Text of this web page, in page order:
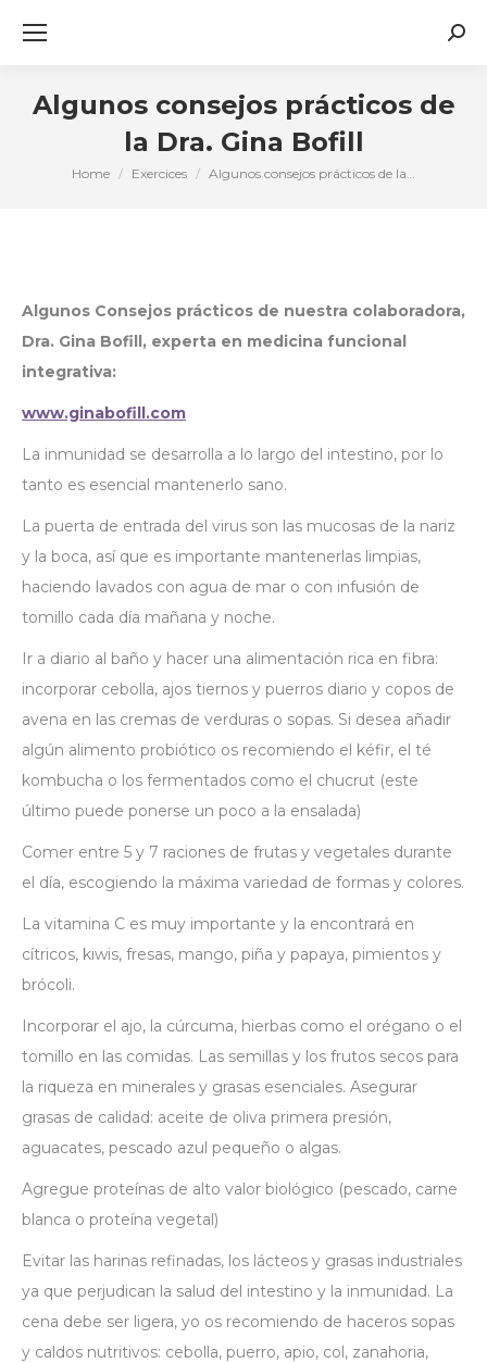
Algunos consejos prácticos de
la Dra. Gina Bofill
You are here:
Home Exercices Algunos consejos prácticos de la…
Algunos Consejos prácticos de nuestra colaboradora,
Dra. Gina Bofill, experta en medicina funcional
integrativa:
www.ginabofill.com
La inmunidad se desarrolla a lo largo del intestino, por lo
tanto es esencial mantenerlo sano.
La puerta de entrada del virus son las mucosas de la nariz
y la boca, así que es importante mantenerlas limpias,
haciendo lavados con agua de mar o con infusión de
tomillo cada día mañana y noche.
Ir a diario al baño y hacer una alimentación rica en fibra:
incorporar cebolla, ajos tiernos y puerros diario y copos de
avena en las cremas de verduras o sopas. Si desea añadir
algún alimento probiótico os recomiendo el kéfir, el té
kombucha o los fermentados como el chucrut (este
último puede ponerse un poco a la ensalada)
Comer entre 5 y 7 raciones de frutas y vegetales durante
el día, escogiendo la máxima variedad de formas y colores.
La vitamina C es muy importante y la encontrará en
cítricos, kiwis, fresas, mango, piña y papaya, pimientos y
brócoli.
Incorporar el ajo, la cúrcuma, hierbas como el orégano o el
tomillo en las comidas. Las semillas y los frutos secos para
la riqueza en minerales y grasas esenciales. Asegurar
grasas de calidad: aceite de oliva primera presión,
aguacates, pescado azul pequeño o algas.
Agregue proteínas de alto valor biológico (pescado, carne
blanca o proteína vegetal)
Evitar las harinas refinadas, los lácteos y grasas industriales
ya que perjudican la salud del intestino y la inmunidad. La
cena debe ser ligera, yo os recomiendo de haceros sopas
y caldos nutritivos: cebolla, puerro, apio, col, zanahoria,